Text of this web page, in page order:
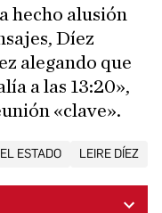
hecho alusión
Díez
alegando que
a las 13:20»,
«clave».
ESTADO LEIRE DÍEZ